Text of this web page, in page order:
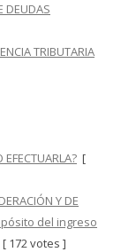
DEUDAS
TRIBUTARIA
[
Y DE
del ingreso
[ 172 votes ]